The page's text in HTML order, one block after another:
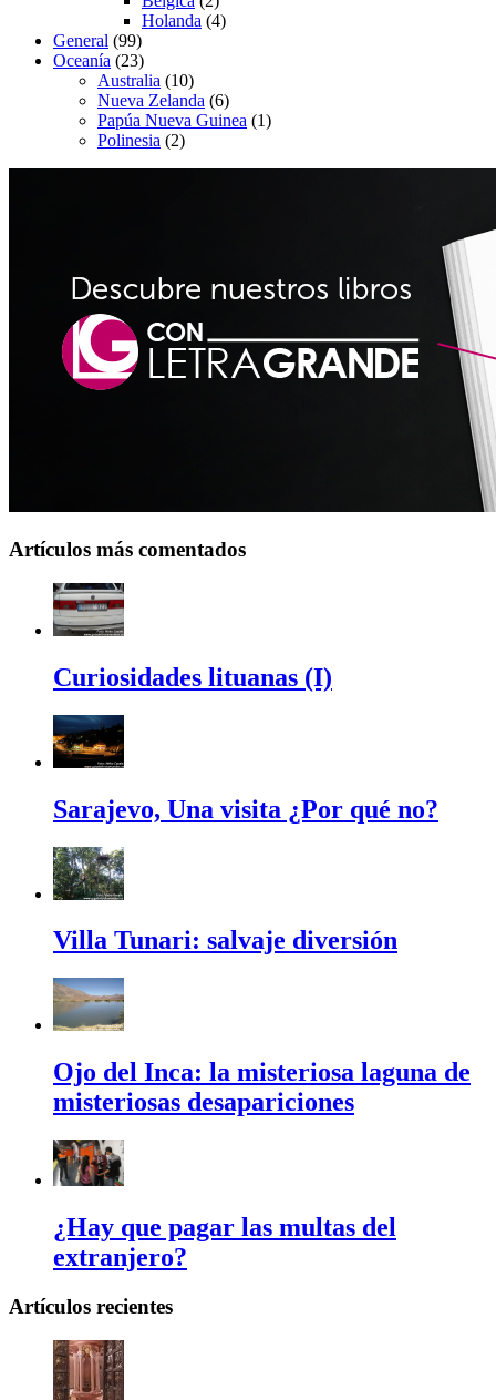
Holanda (4)
General (99)
Oceanía (23)
Australia (10)
Nueva Zelanda (6)
Papúa Nueva Guinea (1)
Polinesia (2)
Artículos más comentados
Curiosidades lituanas (I)
Sarajevo, Una visita ¿Por qué no?
Villa Tunari: salvaje diversión
Ojo del Inca: la misteriosa laguna de
misteriosas desapariciones
¿Hay que pagar las multas del
extranjero?
Artículos recientes